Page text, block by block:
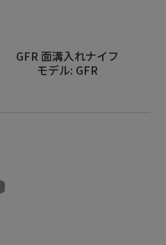
GFR 面溝入れナイフ
モデル: GFR